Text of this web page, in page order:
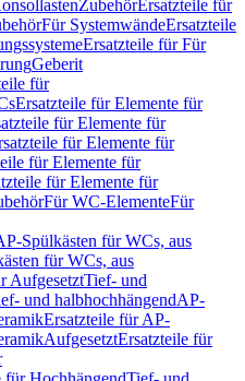
ZubehörErsatzteile für
Für SystemwändeErsatzteile
Ersatzteile für Für
Geberit
für
Ersatzteile für Elemente für
für Elemente für
für Elemente für
für Elemente für
für Elemente für
Für WC-ElementeFür
Spülkästen für WCs, aus
für WCs, aus
AufgesetztTief- und
und halbhochhängendAP-
Ersatzteile für AP-
AufgesetztErsatzteile für